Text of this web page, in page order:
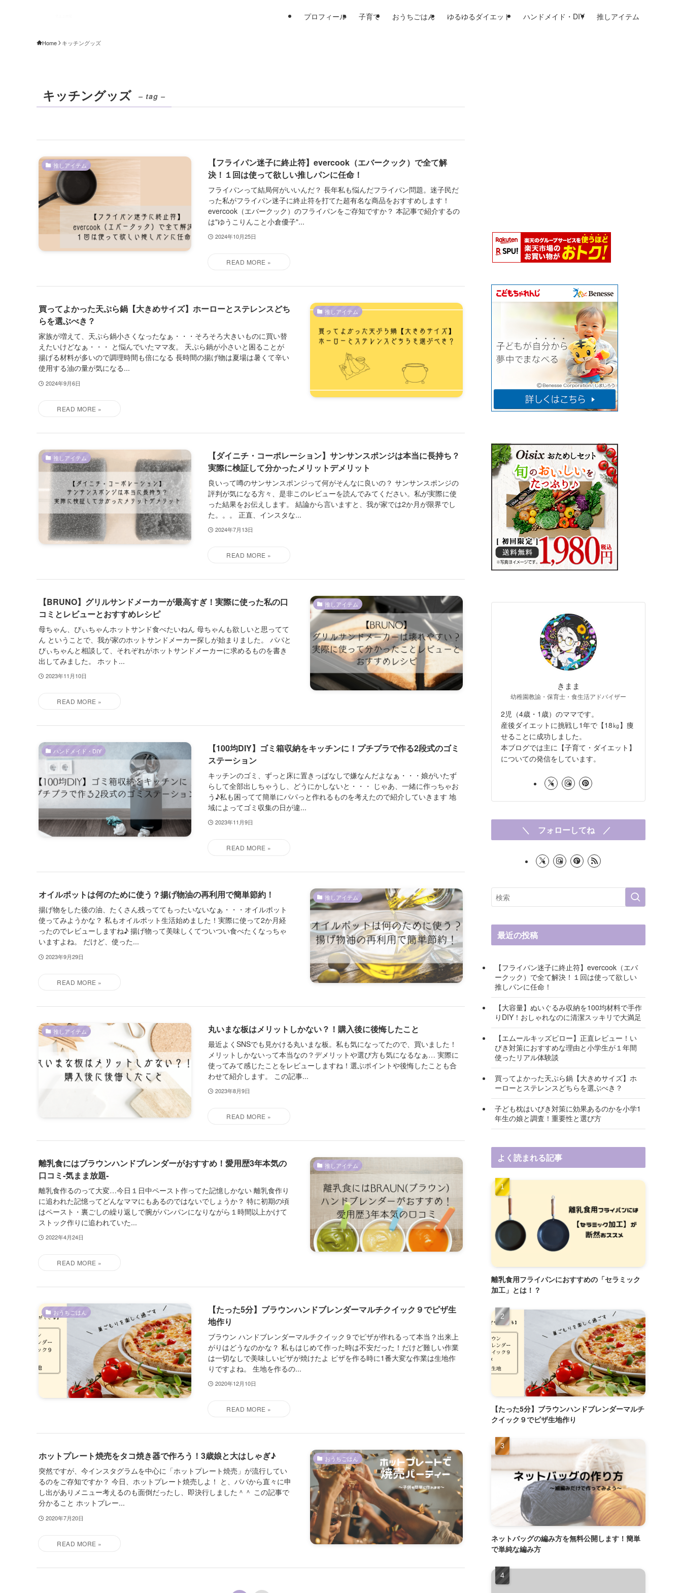
プロフィール 子育て おうちごはん ゆるゆるダイエット ハンドメイド・DIY 推しアイテム
Home キッチングッズ
キッチングッズ – tag –
推しアイテム
【フライパン迷子に終止符】evercook（エバークック）で全て解
決！１回は使って欲しい推しパンに任命！
フライパンって結局何がいいんだ？ 長年私も悩んだフライパン問題。迷子民だ
った私がフライパン迷子に終止符を打てた超有名な商品をおすすめします！
evercook（エバークック）のフライパンをご存知ですか？ 本記事で紹介するの
は"ゆうこりんこと小倉優子"...
2024年10月25日
推しアイテム
買ってよかった天ぷら鍋【大きめサイズ】ホーローとステレンスどち
らを選ぶべき？
家族が増えて、天ぷら鍋小さくなったなぁ・・・そろそろ大きいものに買い替
えたいけどなぁ・・・ と悩んでいたママ友。 天ぷら鍋が小さいと困ることが
揚げる材料が多いので調理時間も倍になる 長時間の揚げ物は夏場は暑くて辛い
使用する油の量が気になる...
2024年9月6日
推しアイテム
【ダイニチ・コーポレーション】サンサンスポンジは本当に長持ち？
実際に検証して分かったメリットデメリット
良いって噂のサンサンスポンジって何がそんなに良いの？ サンサンスポンジの
評判が気になる方々、是非このレビューを読んでみてください。私が実際に使
った結果をお伝えします。 結論から言いますと、我が家では2か月が限界でし
た。。。 正直、インスタな...
2024年7月13日
推しアイテム
【BRUNO】グリルサンドメーカーが最高すぎ！実際に使った私の口
コミとレビューとおすすめレシピ
母ちゃん、ぴぃちゃんホットサンド食べたいねん 母ちゃんも欲しいと思ってて
ん ということで、我が家のホットサンドメーカー探しが始まりました。 パパと
ぴぃちゃんと相談して、それぞれがホットサンドメーカーに求めるものを書き
出してみました。 ホット...
2023年11月10日
ハンドメイド・DIY
【100均DIY】ゴミ箱収納をキッチンに！プチプラで作る2段式のゴミ
ステーション
キッチンのゴミ、ずっと床に置きっぱなしで嫌なんだよなぁ・・・娘がいたず
らして全部出しちゃうし、どうにかしないと・・・ じゃあ、一緒に作っちゃお
う♪私も困ってて簡単にパパっと作れるものを考えたので紹介していきます 地
域によってゴミ収集の日が違...
2023年11月9日
推しアイテム
オイルポットは何のために使う？揚げ物油の再利用で簡単節約！
揚げ物をした後の油、たくさん残っててもったいないなぁ・・・オイルポット
使ってみようかな？ 私もオイルポット生活始めました！実際に使って2か月経
ったのでレビューしますね♪ 揚げ物って美味しくてついつい食べたくなっちゃ
いますよね。 だけど、使った...
2023年9月29日
推しアイテム 丸いまな板はメリットしかない？！購入後に後悔したこと
最近よくSNSでも見かける丸いまな板。私も気になってたので、買いました！
メリットしかないって本当なの？デメリットや選び方も気になるなぁ… 実際に
使ってみて感じたことをレビューしますね！選ぶポイントや後悔したことも合
わせて紹介します。 この記事...
2023年8月9日
推しアイテム
離乳食にはブラウンハンドブレンダーがおすすめ！愛用歴3年本気の
口コミ‐気まま放題‐
離乳食作るのって大変…今日１日中ペースト作ってた記憶しかない 離乳食作り
に追われた記憶ってどんなママにもあるのではないでしょうか？ 特に初期の頃
はペースト・裏ごしの繰り返しで腕がパンパンになりながら１時間以上かけて
ストック作りに追われていた...
2022年4月24日
おうちごはん
【たった5分】ブラウンハンドブレンダーマルチクイック９でピザ生
地作り
ブラウン ハンドブレンダーマルチクイック９でピザが作れるって本当？出来上
がりはどうなのかな？ 私もはじめて作った時は不安だった！だけど難しい作業
は一切なしで美味しいピザが焼けたよ ピザを作る時に1番大変な作業は生地作
りですよね。 生地を作るの...
2020年12月10日
おうちごはん
ホットプレート焼売をタコ焼き器で作ろう！3歳娘と大はしゃぎ♪
突然ですが、今インスタグラムを中心に「ホットプレート焼売」が流行してい
るのをご存知ですか？ 今日、ホットプレート焼売しよ！ と、パパから直々に申
し出がありメニュー考えるのも面倒だったし、即決行しました＾＾ この記事で
分かること ホットプレー...
2020年7月20日
きまま
幼稚園教諭・保育士・食生活アドバイザー
2児（4歳・1歳）のママです。
産後ダイエットに挑戦し1年で【18㎏】痩
せることに成功しました。
本ブログでは主に【子育て・ダイエット】
についての発信をしています。
＼ フォローしてね ／
最近の投稿
【フライパン迷子に終止符】evercook（エバ
ークック）で全て解決！１回は使って欲しい
推しパンに任命！
【大容量】ぬいぐるみ収納を100均材料で手作
りDIY！おしゃれなのに清潔スッキリで大満足
【エムールキッズピロー】正直レビュー！い
びき対策におすすめな理由と小学生が１年間
使ったリアル体験談
買ってよかった天ぷら鍋【大きめサイズ】ホ
ーローとステレンスどちらを選ぶべき？
子ども枕はいびき対策に効果あるのかを小学1
年生の娘と調査！重要性と選び方
よく読まれる記事
離乳食用フライパンにおすすめの「セラミック
加工」とは！？
【たった5分】ブラウンハンドブレンダーマルチ
クイック９でピザ生地作り
ネットバッグの編み方を無料公開します！簡単
で単純な編み方